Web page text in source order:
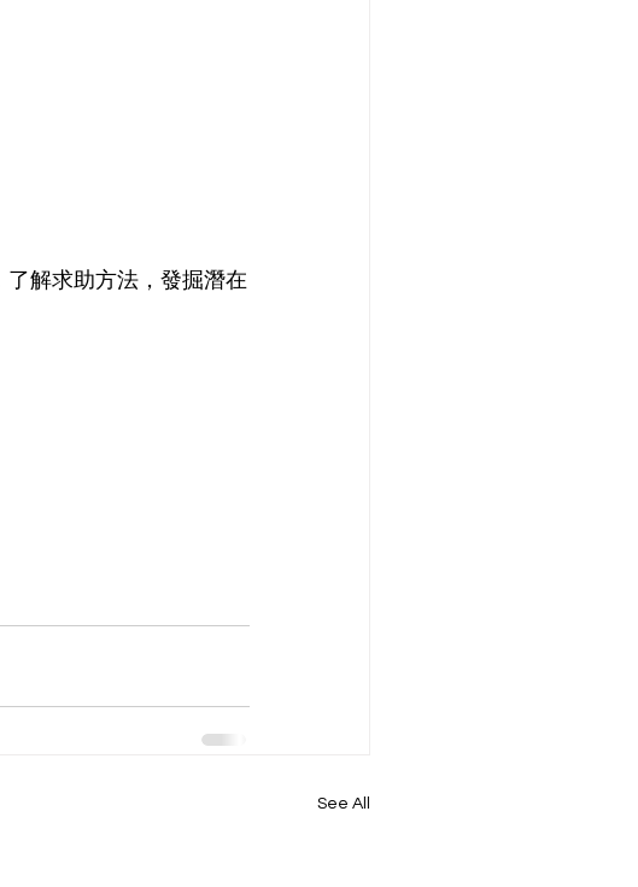
解求助方法，發掘潛在
See All